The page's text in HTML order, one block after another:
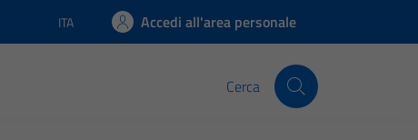
Lingua attiva:
ITA Accedi all'area personale
Cerca